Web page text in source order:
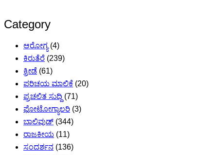
Category
ಆರೋಗ್ಯ(4)
ಕಿರುತೆರೆ (239)
ಕ್ರೀಡೆ (61)
ಪರಿಚಯ ಮಾಲಿಕೆ (20)
ಪ್ರಚಲಿತ ಸುದ್ದಿ (71)
ಫೋಟೋಗ್ಯಾಲರಿ (3)
ಬಾಲಿವುಡ್ (344)
ರಾಜಕೀಯ (11)
ಸಂದರ್ಶನ (136)